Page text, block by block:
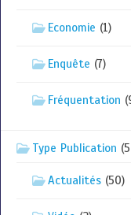
Economie (1)
Enquête (7)
Fréquentation
Type Publication
Actualités (50)